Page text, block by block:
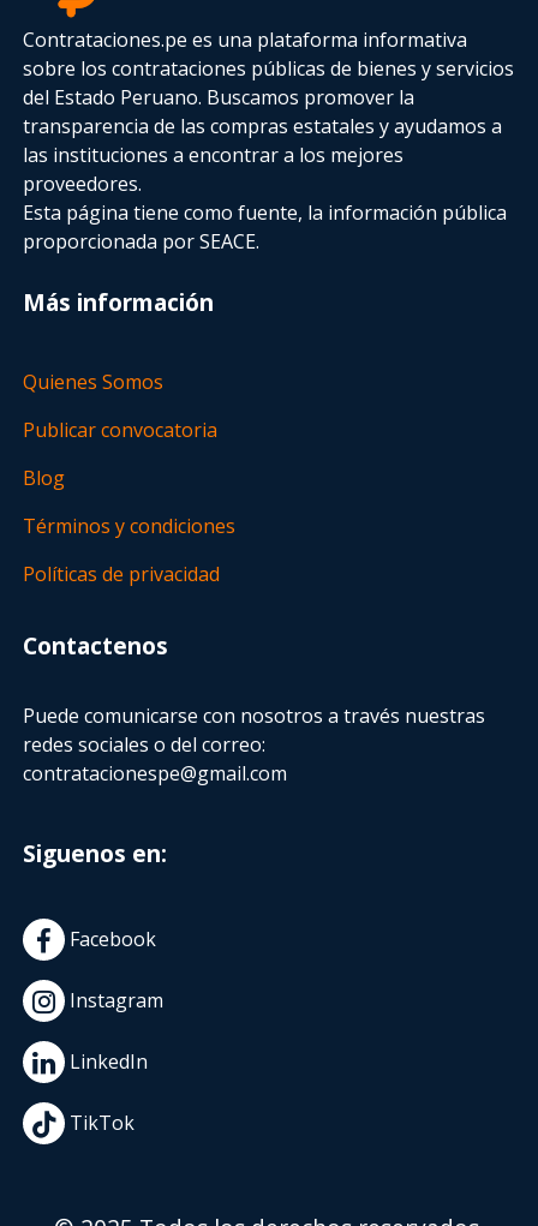
Contrataciones.pe es una plataforma informativa
sobre los contrataciones públicas de bienes y servicios
del Estado Peruano. Buscamos promover la
transparencia de las compras estatalesy ayudamos a
las instituciones a encontrar a los mejores
proveedores.
Esta página tiene como fuente, la información pública
proporcionada por SEACE.
Más información
Quienes Somos
Publicar convocatoria
Blog
Términos y condiciones
Políticas de privacidad
Contactenos
Puede comunicarse con nosotros a través nuestras
redes sociales o del correo:
contratacionespe@gmail.com
Siguenos en:
Facebook
Instagram
LinkedIn
TikTok